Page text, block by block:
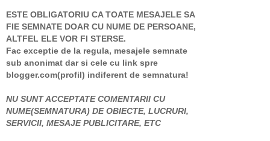
ESTE OBLIGATORIU CA TOATE MESAJELE SA
FIE SEMNATE DOAR CU NUME DE PERSOANE,
ALTFEL ELE VOR FI STERSE.
Fac exceptie de la regula, mesajele semnate
sub anonimat dar si cele cu link spre
blogger.com(profil) indiferent de semnatura!
NU SUNT ACCEPTATE COMENTARII CU
NUME(SEMNATURA) DE OBIECTE, LUCRURI,
SERVICII, MESAJE PUBLICITARE, ETC